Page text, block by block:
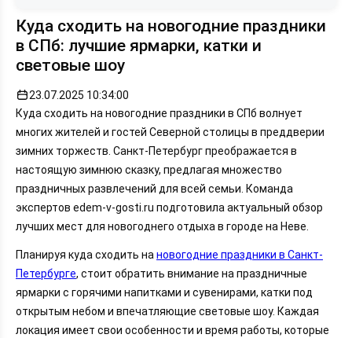
Куда сходить на новогодние праздники
в СПб: лучшие ярмарки, катки и
световые шоу
23.07.2025 10:34:00
Куда сходить на новогодние праздники в СПб волнует
многих жителей и гостей Северной столицы в преддверии
зимних торжеств. Санкт-Петербург преображается в
настоящую зимнюю сказку, предлагая множество
праздничных развлечений для всей семьи. Команда
экспертов edem-v-gosti.ru подготовила актуальный обзор
лучших мест для новогоднего отдыха в городе на Неве.
Планируя куда сходить на новогодние праздники в Санкт-
Петербурге, стоит обратить внимание на праздничные
ярмарки с горячими напитками и сувенирами, катки под
открытым небом и впечатляющие световые шоу. Каждая
локация имеет свои особенности и время работы, которые